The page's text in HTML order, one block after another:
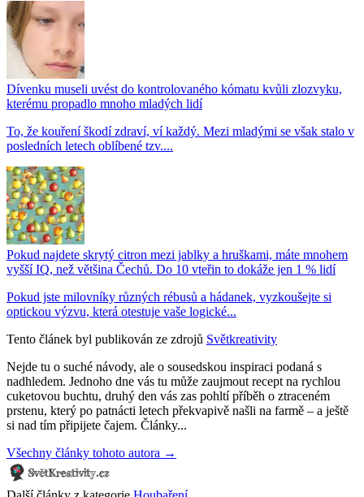
Dívenku museli uvést do kontrolovaného kómatu kvůli zlozvyku,
kterému propadlo mnoho mladých lidí
To, že kouření škodí zdraví, ví každý. Mezi mladými se však stalo v
posledních letech oblíbené tzv....
Pokud najdete skrytý citron mezi jablky a hruškami, máte mnohem
vyšší IQ, než většina Čechů. Do 10 vteřin to dokáže jen 1 % lidí
Pokud jste milovníky různých rébusů a hádanek, vyzkoušejte si
optickou výzvu, která otestuje vaše logické...
Tento článek byl publikován ze zdrojů Světkreativity
Nejde tu o suché návody, ale o sousedskou inspiraci podaná s
nadhledem. Jednoho dne vás tu může zaujmout recept na rychlou
cuketovou buchtu, druhý den vás zas pohltí příběh o ztraceném
prstenu, který po patnácti letech překvapivě našli na farmě – a ještě
si nad tím připijete čajem. Články...
Všechny články tohoto autora →